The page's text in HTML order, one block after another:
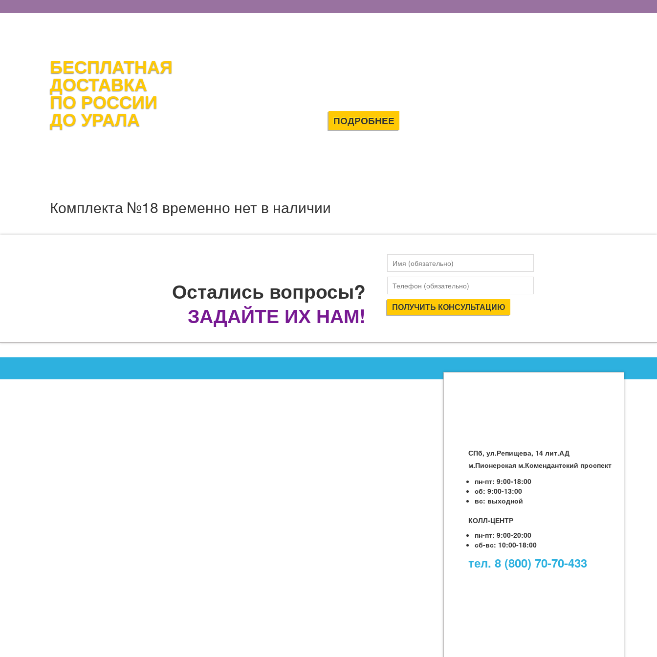
БЕСПЛАТНАЯ
ДОСТАВКА
ПО РОССИИ
ДО УРАЛА ПОДРОБНЕЕ
Комплекта №18 временно нет в наличии
Остались вопросы?
ЗАДАЙТЕ ИХ НАМ!
СПб, ул.Репищева, 14 лит.АД
м.Пионерская м.Комендантский проспект
пн-пт: 9:00-18:00
сб: 9:00-13:00
вс: выходной
КОЛЛ-ЦЕНТР
пн-пт: 9:00-20:00
сб-вс: 10:00-18:00
тел. 8 (800) 70-70-433